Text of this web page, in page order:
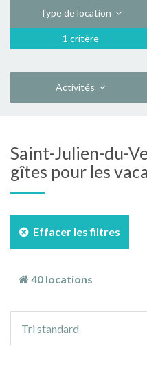
Type de location
1 critère
Activités
Saint-Julien-du-
gîtes pour les
Effacer les filtres
40 locations
tri
Tri standard